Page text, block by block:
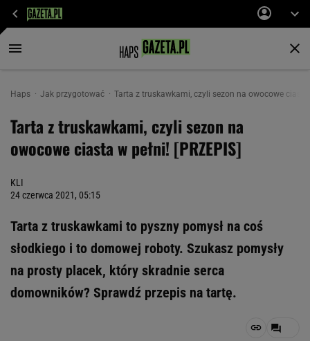
Haps Jak przygotować Tarta z truskawkami, czyli sezon na owocowe ciasta
Tarta z truskawkami, czyli sezon na
owocowe ciasta w pełni! [PRZEPIS]
KLI
24 czerwca 2021, 05:15
Tarta z truskawkami to pyszny pomysł na coś
słodkiego i to domowej roboty. Szukasz pomysły
na prosty placek, który skradnie serca
domowników? Sprawdź przepis na tartę.